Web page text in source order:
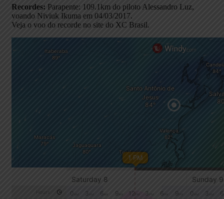
Recordes: Parapente: 109.1km do piloto Alessandro Luz,
voando Niviuk Ikuma em 04/03/2017.
Veja o voo do recorde no site do XC Brasil.